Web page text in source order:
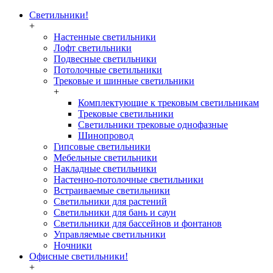
Светильники!
+
Настенные светильники
Лофт светильники
Подвесные светильники
Потолочные светильники
Трековые и шинные светильники
+
Комплектующие к трековым светильникам
Трековые светильники
Светильники трековые однофазные
Шинопровод
Гипсовые светильники
Мебельные светильники
Накладные светильники
Настенно-потолочные светильники
Встраиваемые светильники
Светильники для растений
Светильники для бань и саун
Светильники для бассейнов и фонтанов
Управляемые светильники
Ночники
Офисные светильники!
+